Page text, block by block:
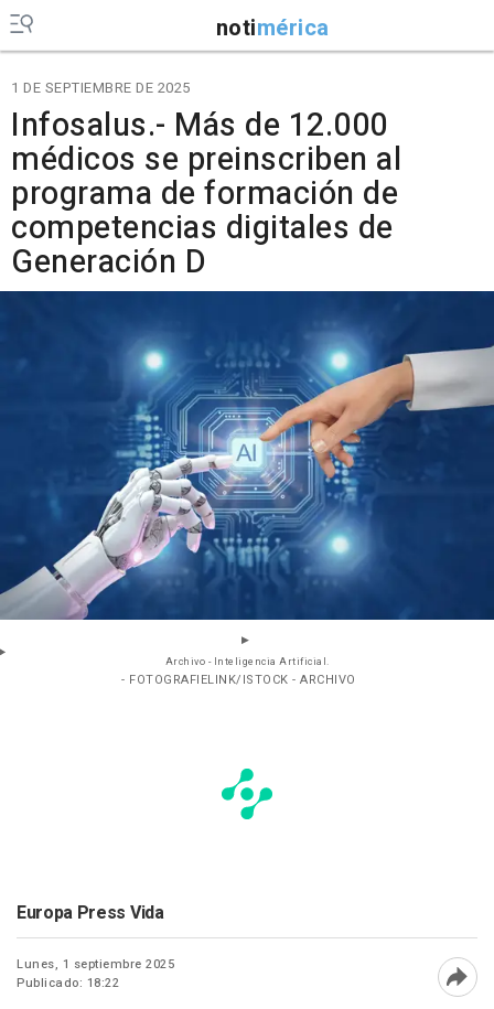
notimérica
1 DE SEPTIEMBRE DE 2025
Infosalus.- Más de 12.000
médicos se preinscriben al
programa de formación de
competencias digitales de
Generación D
Archivo - Inteligencia Artificial.
- FOTOGRAFIELINK/ISTOCK - ARCHIVO
Europa Press Vida
Lunes, 1 septiembre 2025
Publicado: 18:22